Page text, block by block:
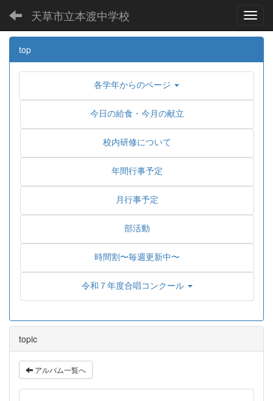
天草市立本渡中学校
top
各学年からのページ
今日の給食・今月の献立
校内研修について
年間行事予定
月行事予定
部活動
時間割〜毎週更新中〜
令和７年度合唱コンクール
topic
アルバム一覧へ